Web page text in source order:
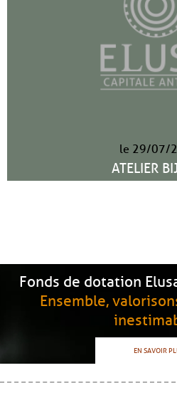
le 29/07/
ATELIER
Fonds de dotation
Ensemble,
EN SAVOIR